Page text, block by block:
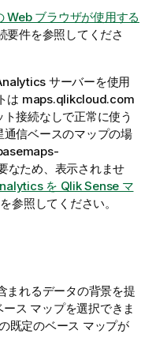
Web ブラウザが使用する
要件を参照してくださ
サーバーを使用
は maps.qlikcloud.com
接続なしで正常に使う
信ベースのマップの場
なため、表示されませ
を Qlik Sense マ
参照してください。
まれるデータの背景を提
ース マップを選択できま
既定のベース マップが